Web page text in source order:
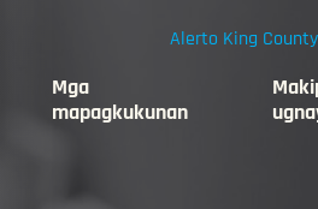
Mga
mapagkukunan
Alerto King County